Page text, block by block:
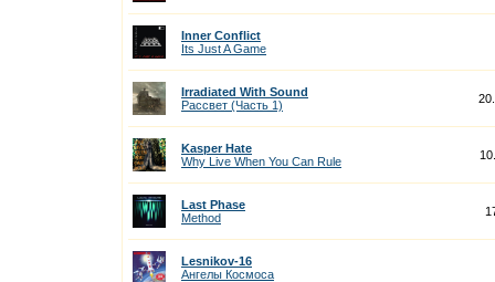
Inner Conflict
Its Just A Game
Irradiated With Sound
Рассвет (Часть 1)
Kasper Hate
Why Live When You Can Rule
Last Phase
Method
Lesnikov-16
Ангелы Космоса